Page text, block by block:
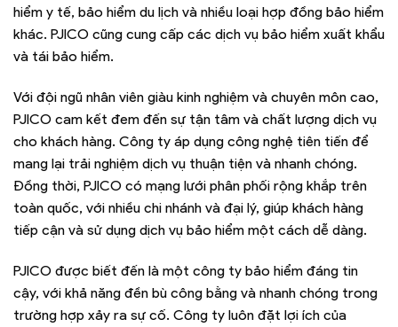
hiểm y tế, bảo hiểm du lịch và nhiều loại hợp đồng bảo hiểm
khác. PJICO cũng cung cấp các dịch vụ bảo hiểm xuất khẩu
và tái bảo hiểm.
Với đội ngũ nhân viên giàu kinh nghiệm và chuyên môn cao,
PJICO cam kết đem đến sự tận tâm và chất lượng dịch vụ
cho khách hàng. Công ty áp dụng công nghệ tiên tiến để
mang lại trải nghiệm dịch vụ thuận tiện và nhanh chóng.
Đồng thời, PJICO có mạng lưới phân phối rộng khắp trên
toàn quốc, với nhiều chi nhánh và đại lý, giúp khách hàng
tiếp cận và sử dụng dịch vụ bảo hiểm một cách dễ dàng.
PJICO được biết đến là một công ty bảo hiểm đáng tin
cậy, với khả năng đền bù công bằng và nhanh chóng trong
trường hợp xảy ra sự cố. Công ty luôn đặt lợi ích của